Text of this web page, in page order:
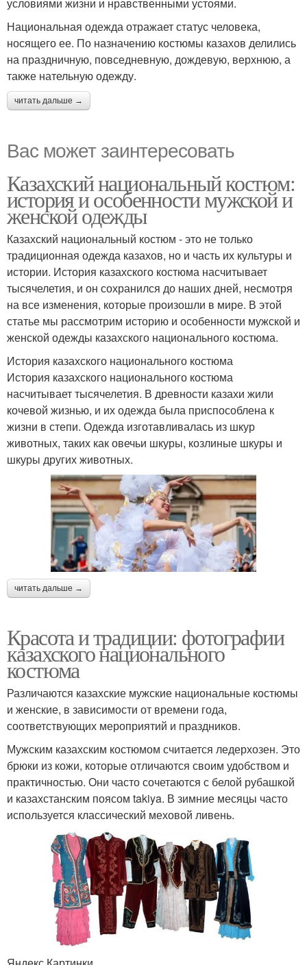
Национальная одежда отражает статус человека,
носящего ее. По назначению костюмы казахов делились
на праздничную, повседневную, дождевую, верхнюю, а
также нательную одежду.
читать дальше →
Вас может заинтересовать
Казахский национальный костюм:
история и особенности мужской и
женской одежды
Казахский национальный костюм - это не только
традиционная одежда казахов, но и часть их культуры и
истории. История казахского костюма насчитывает
тысячелетия, и он сохранился до наших дней, несмотря
на все изменения, которые произошли в мире. В этой
статье мы рассмотрим историю и особенности мужской и
женской одежды казахского национального костюма.
История казахского национального костюма
История казахского национального костюма
насчитывает тысячелетия. В древности казахи жили
кочевой жизнью, и их одежда была приспособлена к
жизни в степи. Одежда изготавливалась из шкур
животных, таких как овечьи шкуры, козлиные шкуры и
шкуры других животных.
читать дальше →
Красота и традиции: фотографии
казахского национального
костюма
Различаются казахские мужские национальные костюмы
и женские, в зависимости от времени года,
соответствующих мероприятий и праздников.
Мужским казахским костюмом считается ледерхозен. Это
брюки из кожи, которые отличаются своим удобством и
практичностью. Они часто сочетаются с белой рубашкой
и казахстанским поясом takiya. В зимние месяцы часто
используется классический меховой ливень.